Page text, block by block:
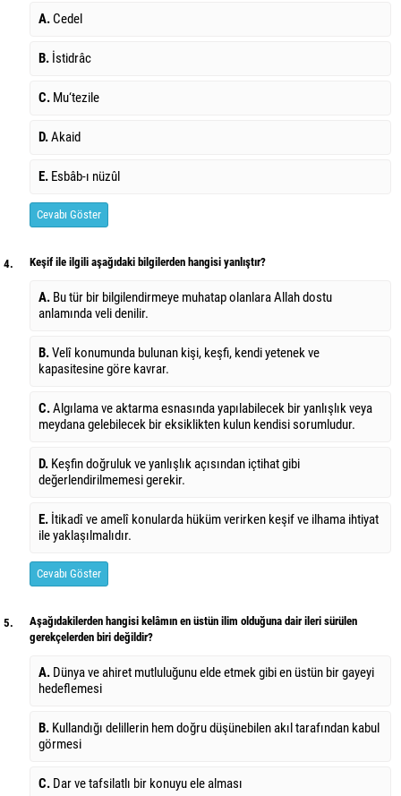
A.Cedel
B. İstidrâc
C. Mu‘tezile
D.Akaid
E. Esbâb-ı nüzûl
Cevabı Göster
4. Keşif ile ilgili aşağıdaki bilgilerden hangisi yanlıştır?
A. Bu tür bir bilgilendirmeye muhatap olanlara Allah dostu
anlamında veli denilir.
B.Velî konumunda bulunan kişi, keşfi, kendi yetenek ve
kapasitesine göre kavrar.
C.Algılama ve aktarma esnasında yapılabilecek bir yanlışlık veya
meydana gelebilecek bir eksiklikten kulun kendisi sorumludur.
D. Keşfin doğruluk ve yanlışlık açısından içtihat gibi
değerlendirilmemesi gerekir.
E. İtikadî ve amelî konularda hüküm verirken keşif ve ilhama ihtiyat
ile yaklaşılmalıdır.
Cevabı Göster
5.
Aşağıdakilerden hangisi kelâmın en üstün ilim olduğuna dair ileri sürülen
gerekçelerden biri değildir?
A. Dünya ve ahiret mutluluğunu elde etmek gibi en üstün bir gayeyi
hedeflemesi
B. Kullandığı delillerin hem doğru düşünebilen akıl tarafından kabul
görmesi
C. Dar ve tafsilatlı bir konuyu ele alması